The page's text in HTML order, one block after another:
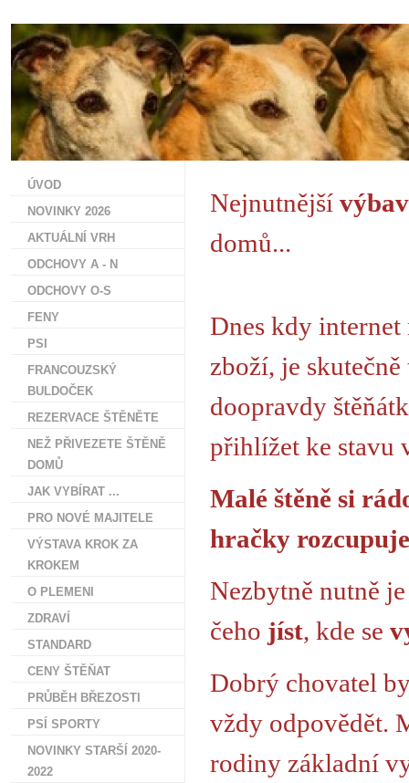
Nejnutnější
domů...
Dnes kdy internet
zboží, je
doopravdy
přihlížet ke stavu
Malé štěně si
hračky
Nezbytně nutně
čeho jíst, kde se
Dobrý chovatel
vždy odpovědět.
rodiny základní
ÚVOD
NOVINKY 2026
AKTUÁLNÍ VRH
ODCHOVY A - N
ODCHOVY O-S
FENY
PSI
FRANCOUZSKÝ
BULDOČEK
REZERVACE ŠTĚNĚTE
NEŽ PŘIVEZETE ŠTĚNĚ
DOMŮ
JAK VYBÍRAT ...
PRO NOVÉ MAJITELE
VÝSTAVA KROK ZA
KROKEM
O PLEMENI
ZDRAVÍ
STANDARD
CENY ŠTĚŇAT
PRŮBĚH BŘEZOSTI
PSÍ SPORTY
NOVINKY STARŠÍ 2020-
2022